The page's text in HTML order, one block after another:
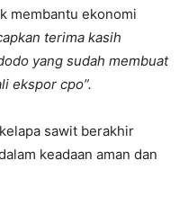
membantu ekonomi
terima kasih
yang sudah membuat
ekspor cpo”.
sawit berakhir
keadaan aman dan